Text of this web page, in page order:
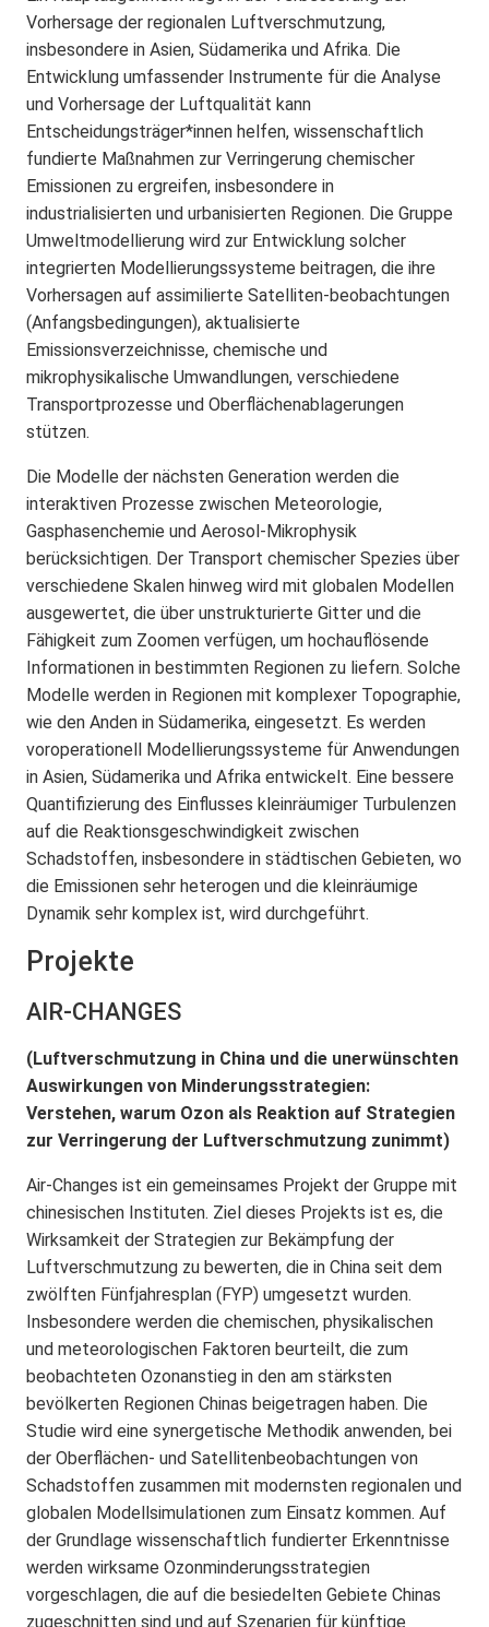
Vorhersage der regionalen Luftverschmutzung,
insbesondere in Asien, Südamerika und Afrika. Die
Entwicklung umfassender Instrumente für die Analyse
und Vorhersage der Luftqualität kann
Entscheidungsträger*innen helfen, wissenschaftlich
fundierte Maßnahmen zur Verringerung chemischer
Emissionen zu ergreifen, insbesondere in
industrialisierten und urbanisierten Regionen. Die Gruppe
Umweltmodellierung wird zur Entwicklung solcher
integrierten Modellierungssysteme beitragen, die ihre
Vorhersagen auf assimilierte Satelliten-beobachtungen
(Anfangsbedingungen), aktualisierte
Emissionsverzeichnisse, chemische und
mikrophysikalische Umwandlungen, verschiedene
Transportprozesse und Oberflächenablagerungen
stützen.
Die Modelle der nächsten Generation werden die
interaktiven Prozesse zwischen Meteorologie,
Gasphasenchemie und Aerosol-Mikrophysik
berücksichtigen. Der Transport chemischer Spezies über
verschiedene Skalen hinweg wird mit globalen Modellen
ausgewertet, die über unstrukturierte Gitter und die
Fähigkeit zum Zoomen verfügen, um hochauflösende
Informationen in bestimmten Regionen zu liefern. Solche
Modelle werden in Regionen mit komplexer Topographie,
wie den Anden in Südamerika, eingesetzt. Es werden
voroperationell Modellierungssysteme für Anwendungen
in Asien, Südamerika und Afrika entwickelt. Eine bessere
Quantifizierung des Einflusses kleinräumiger Turbulenzen
auf die Reaktionsgeschwindigkeit zwischen
Schadstoffen, insbesondere in städtischen Gebieten, wo
die Emissionen sehr heterogen und die kleinräumige
Dynamik sehr komplex ist, wird durchgeführt.
Projekte
AIR-CHANGES
(Luftverschmutzung in China und die unerwünschten
Auswirkungen von Minderungsstrategien:
Verstehen, warum Ozon als Reaktion auf Strategien
zur Verringerung der Luftverschmutzung zunimmt)
Air-Changes ist ein gemeinsames Projekt der Gruppe mit
chinesischen Instituten. Ziel dieses Projekts ist es, die
Wirksamkeit der Strategien zur Bekämpfung der
Luftverschmutzung zu bewerten, die in China seit dem
zwölften Fünfjahresplan (FYP) umgesetzt wurden.
Insbesondere werden die chemischen, physikalischen
und meteorologischen Faktoren beurteilt, die zum
beobachteten Ozonanstieg in den am stärksten
bevölkerten Regionen Chinas beigetragen haben. Die
Studie wird eine synergetische Methodik anwenden, bei
der Oberflächen- und Satellitenbeobachtungen von
Schadstoffen zusammen mit modernsten regionalen und
globalen Modellsimulationen zum Einsatz kommen. Auf
der Grundlage wissenschaftlich fundierter Erkenntnisse
werden wirksame Ozonminderungsstrategien
vorgeschlagen, die auf die besiedelten Gebiete Chinas
zugeschnitten sind und auf Szenarien für künftige